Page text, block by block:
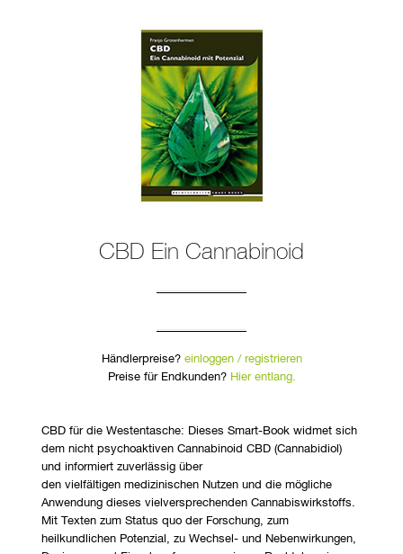
CBD Ein Cannabinoid
Händlerpreise? einloggen / registrieren
Preise für Endkunden? Hier entlang.
CBD für die Westentasche: Dieses Smart-Book widmet sich
dem nicht psychoaktiven Cannabinoid CBD (Cannabidiol)
und informiert zuverlässig über
den vielfältigen medizinischen Nutzen und die mögliche
Anwendung dieses vielversprechenden Cannabiswirkstoffs.
Mit Texten zum Status quo der Forschung, zum
heilkundlichen Potenzial, zu Wechsel- und Nebenwirkungen,